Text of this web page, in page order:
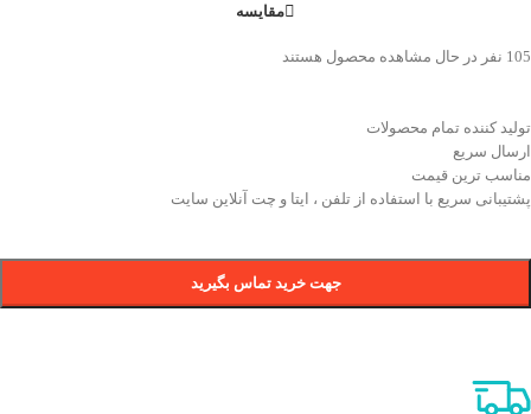
مقایسه
105 نفر در حال مشاهده محصول هستند
تولید کننده تمام محصولات
ارسال سریع
مناسب ترین قیمت
پشتیبانی سریع با استفاده از تلفن ، ایتا و چت آنلاین سایت
جهت خرید تماس بگیرید